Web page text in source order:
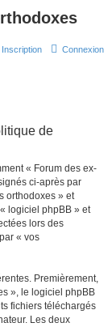
Connexion
Inscription
de
« Forum des ex-
ci-après par
orthodoxes » et
logiciel phpBB » et
lors des
« vos
Premièrement,
», le logiciel phpBB
fichiers téléchargés
Les deux